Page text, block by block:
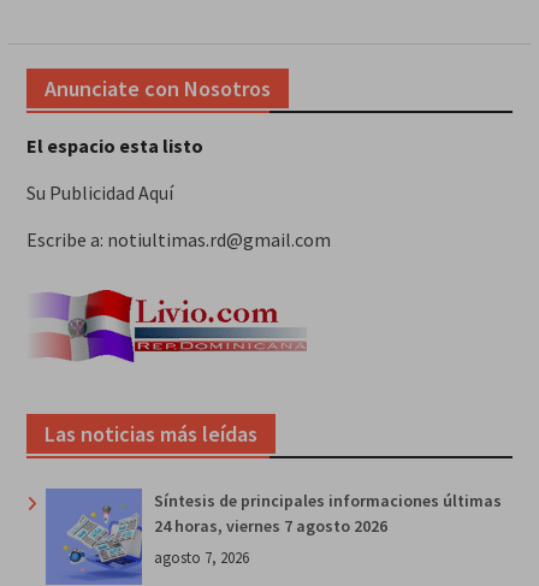
Anunciate con Nosotros
El espacio esta listo
Su Publicidad Aquí
Escribe a: notiultimas.rd@gmail.com
Las noticias más leídas
Síntesis de principales informaciones últimas
24 horas, viernes 7 agosto 2026
agosto 7, 2026